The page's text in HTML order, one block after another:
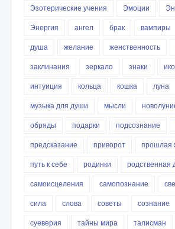
Эзотерические учения
Эмоции
Энергия
ангел брак вампиры
душа
желание женственность
заклинания
зеркало знаки
интуиция
кольца кошка
луна
музыка для души
мысли
обряды
подарки подсознание
предсказание
приворот
прошлая
путь к себе
родинки
родственная
самоисцеления
самопознание
сила
слова советы сознание
суеверия
тайны мира талисман